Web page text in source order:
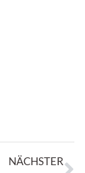
NÄCHSTER